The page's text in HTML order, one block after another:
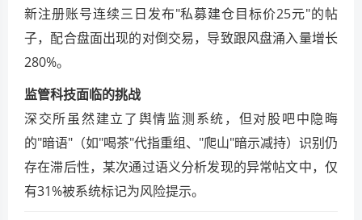
新注册账号连续三日发布"私募建仓目标价25元"的帖
子，配合盘面出现的对倒交易，导致跟风盘涌入量增长
280%。
监管科技面临的挑战
深交所虽然建立了舆情监测系统，但对股吧中隐晦
的"暗语"（如"喝茶"代指重组、"爬山"暗示减持）识别仍
存在滞后性，某次通过语义分析发现的异常帖文中，仅
有31%被系统标记为风险提示。